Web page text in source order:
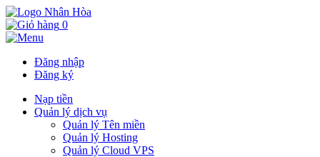
0
Đăng nhập
Đăng ký
Nạp tiền
Quản lý dịch vụ
Quản lý Tên miền
Quản lý Hosting
Quản lý Cloud VPS